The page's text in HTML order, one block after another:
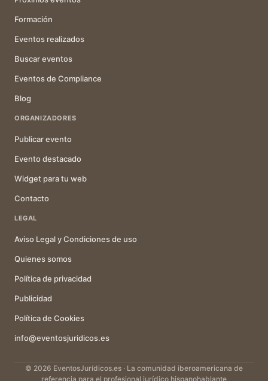
Formación
Eventos realizados
Buscar eventos
Eventos de Compliance
Blog
ORGANIZADORES
Publicar evento
Evento destacado
Widget para tu web
Contacto
LEGAL
Aviso Legal y Condiciones de uso
Quienes somos
Política de privacidad
Publicidad
Política de Cookies
info@eventosjuridicos.es
© 2026 EventosJurídicos.es · La comunidad iberoamericana de
referencia para el profesional jurídico hispanohablante